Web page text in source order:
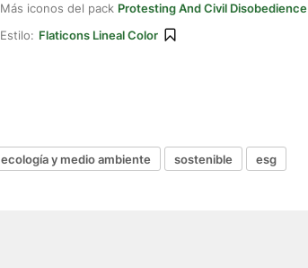
Más iconos del pack Protesting And Civil Disobedience
Estilo: Flaticons Lineal Color
ecología y medio ambiente sostenible esg